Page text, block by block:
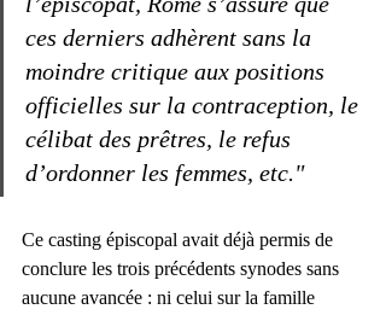
ces derniers adhèrent sans la
moindre critique aux positions
officielles sur la contraception, le
célibat des prêtres, le refus
d’ordonner les femmes, etc."
Ce casting épiscopal avait déjà permis de
conclure les trois précédents synodes sans
aucune avancée : ni celui sur la famille